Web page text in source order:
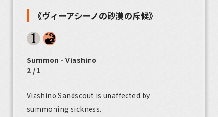
《ヴィーアシーノの砂漠の斥候》
Summon - Viashino
2 / 1
Viashino Sandscout is unaffected by
summoning sickness.